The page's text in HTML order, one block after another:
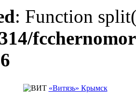
: Function
«Витязь» Крымск